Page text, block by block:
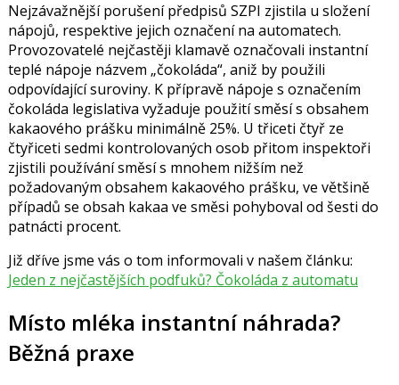
Nejzávažnější porušení předpisů SZPI zjistila u složení
nápojů, respektive jejich označení na automatech.
Provozovatelé nejčastěji klamavě označovali instantní
teplé nápoje názvem „čokoláda“, aniž by použili
odpovídající suroviny. K přípravě nápoje s označením
čokoláda legislativa vyžaduje použití směsí s obsahem
kakaového prášku minimálně 25%. U třiceti čtyř ze
čtyřiceti sedmi kontrolovaných osob přitom inspektoři
zjistili používání směsí s mnohem nižším než
požadovaným obsahem kakaového prášku, ve většině
případů se obsah kakaa ve směsi pohyboval od šesti do
patnácti procent.
Již dříve jsme vás o tom informovali v našem článku:
Jeden z nejčastějších podfuků? Čokoláda z automatu
Místo mléka instantní náhrada?
Běžná praxe